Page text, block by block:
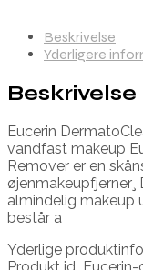
Beskrivelse
Yderligere
Beskrivelse
Eucerin
vandfast makeup
Remover er en
almindelig makeup
består a
Yderlige